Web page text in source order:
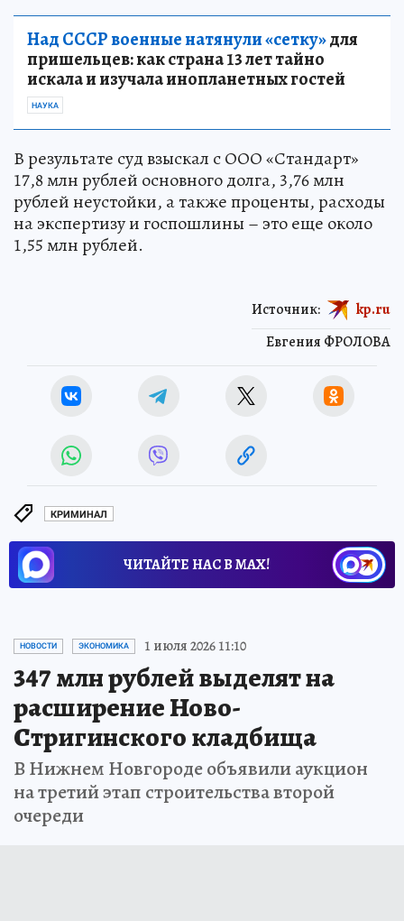
Над СССР военные натянули «сетку»для
пришельцев: как страна 13 лет тайно
искала и изучала инопланетных гостей
НАУКА
В результате суд взыскал с ООО «Стандарт»
17,8 млн рублей основного долга, 3,76 млн
рублей неустойки, а также проценты, расходы
на экспертизу и госпошлины – это еще около
1,55 млн рублей.
Евгения ФРОЛОВА
Источник: kp.ru
КРИМИНАЛ
ЧИТАЙТЕ НАС В МАХ!
НОВОСТИ ЭКОНОМИКА 1 июля 2026 11:10
347 млн рублей выделят на
расширение Ново-
Стригинского кладбища
В Нижнем Новгороде объявили аукцион
на третий этап строительства второй
очереди